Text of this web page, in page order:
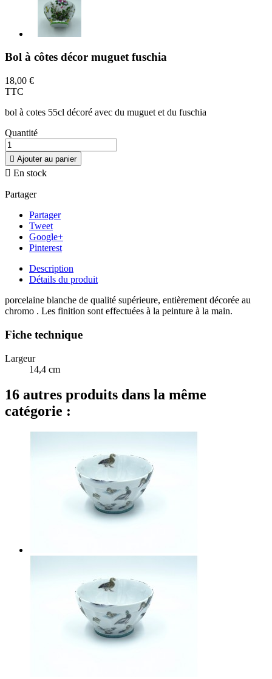
Bol à côtes décor muguet fuschia
18,00 €
TTC
bol à cotes 55cl décoré avec du muguet et du fuschia
Quantité
 Ajouter au panier
 En stock
Partager
Partager
Tweet
Google+
Pinterest
Description
Détails du produit
porcelaine blanche de qualité supérieure, entièrement décorée au
chromo . Les finition sont effectuées à la peinture à la main.
Fiche technique
Largeur
14,4 cm
16 autres produits dans la même
catégorie :